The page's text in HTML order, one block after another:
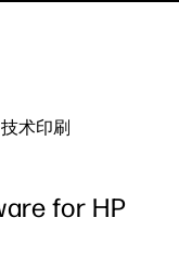
技术印刷
for HP